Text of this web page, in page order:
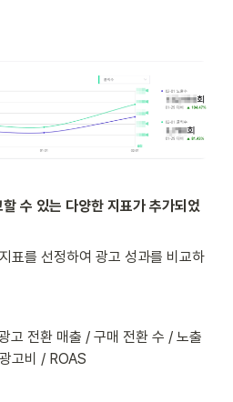
할 수 있는 다양한 지표가 추가되었
표를 선정하여 광고 성과를 비교하
고 전환 매출 / 구매 전환 수 / 노출
고비 / ROAS